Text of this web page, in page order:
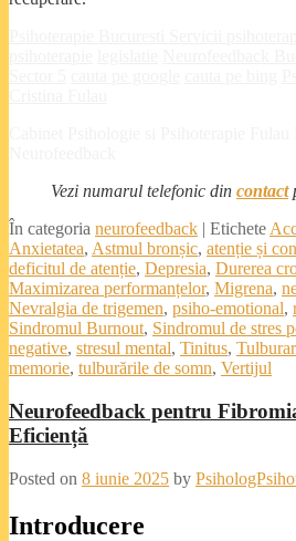
Vezi numarul telefonic din contact
În categoria neurofeedback | Etichete
Anxietatea, Astmul bronșic, atenție și
deficitul de atenție, Depresia, Durerea
Maximizarea performanțelor, Migrena,
Nevralgia de trigemen, psiho-emotional,
Sindromul Burnout, Sindromul de stres
negative, stresul mental, Tinitus,
memorie, tulburările de somn, Vertijul
Neurofeedback pentru
Eficiență
Posted on 8 iunie 2025 by
Introducere